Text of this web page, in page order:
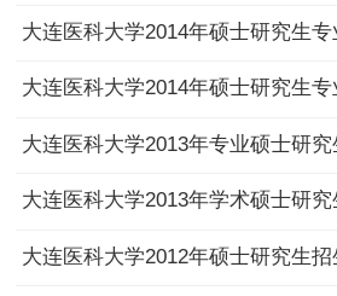
大连医科大学2012年硕士研究生